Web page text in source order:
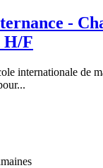
-
H/F
internationale de